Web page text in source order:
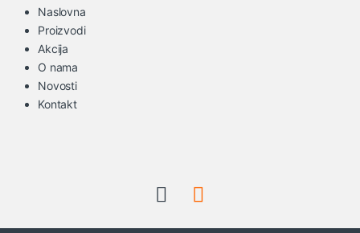
Naslovna
Proizvodi
Akcija
O nama
Novosti
Kontakt